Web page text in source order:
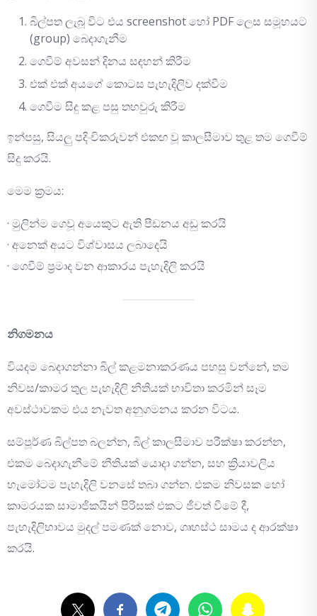
බිල්පත ලැබූ විට එය screenshot හෝ PDF ලෙස සමූහයට
(group) බෙදාගැනීම
ගෙවීම් අවසන් දිනය සඳහන් කිරීම
එක් එක් අයගේ කොටස පැහැදිලිව දක්වීම
ගෙවීම සිදු කළ පසු තහවුරු කිරීම
ඉන්පසු, සියලු පදිංචිකරුවන් එකඟ වූ කාලසීමාව තුළ තම ගෙවීම්
සිදු කරයි.
මෙම ක්‍රමය:
· මුලින්ම ගෙවූ අයෙකුට ඇති පීඩනය අඩු කරයි
· අනෙක් අයට විශ්වාසය ලබාදෙයි
· ගෙවීම් ප්‍රමාද වන ආකාරය පැහැදිලි කරයි
නිගමනය
වියදම බෙදාගන්නා බිල් කළමනාකරණය පහසු වන්නේ, තම
නිවස/කාමර තුල පැහැදිලි නීතියක් භාවිතා කරමින් සෑම
අවස්ථාවකම එය නැවත අනුගමනය කරන විටය.
සම්පූර්ණ බිල්පත බලන්න, බිල් කාලසීමාව පරීක්ෂා කරන්න,
එකම බෙදාගැනීමේ නීතියක් යොදා ගන්න, සහ ක්‍රියාවලිය
හැමෝටම පැහැදිලි වනසේ තබා ගන්න. එකම නිවසක හෝ
කාමරයක සාමාජිකයින් පිරිසක් එකට ජීවත් වීමේ දී,
පැහැදිලිභාවය මුදල් පමණක් නොව, ගෘහස්ථ සාමය ද ආරක්ෂා
කරයි.